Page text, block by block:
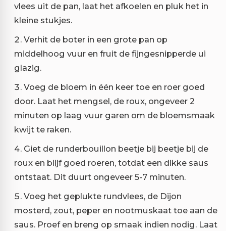
vlees uit de pan, laat het afkoelen en pluk het in
kleine stukjes.
Verhit de boter in een grote pan op
middelhoog vuur en fruit de fijngesnipperde ui
glazig.
Voeg de bloem in één keer toe en roer goed
door. Laat het mengsel, de roux, ongeveer 2
minuten op laag vuur garen om de bloemsmaak
kwijt te raken.
Giet de runderbouillon beetje bij beetje bij de
roux en blijf goed roeren, totdat een dikke saus
ontstaat. Dit duurt ongeveer 5-7 minuten.
Voeg het geplukte rundvlees, de Dijon
mosterd, zout, peper en nootmuskaat toe aan de
saus. Proef en breng op smaak indien nodig. Laat